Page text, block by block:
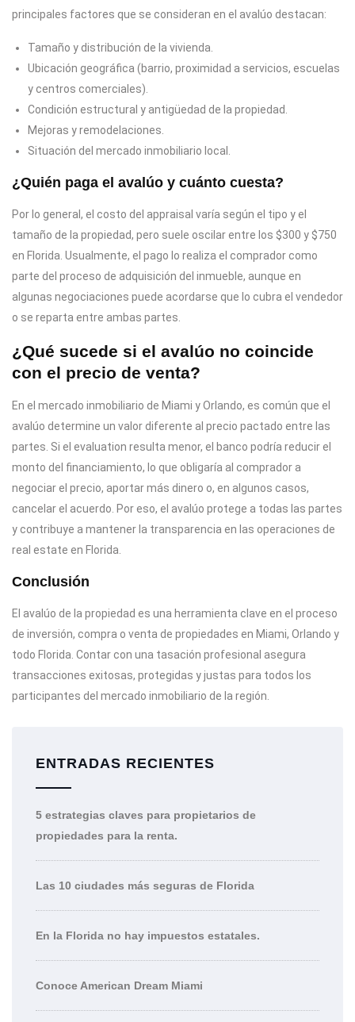
principales factores que se consideran en el avalúo destacan:
Tamaño y distribución de la vivienda.
Ubicación geográfica (barrio, proximidad a servicios, escuelas
y centros comerciales).
Condición estructural y antigüedad de la propiedad.
Mejoras y remodelaciones.
Situación del mercado inmobiliario local.
¿Quién paga el avalúo y cuánto cuesta?
Por lo general, el costo del appraisal varía según el tipo y el
tamaño de la propiedad, pero suele oscilar entre los $300 y $750
en Florida. Usualmente, el pago lo realiza el comprador como
parte del proceso de adquisición del inmueble, aunque en
algunas negociaciones puede acordarse que lo cubra el vendedor
o se reparta entre ambas partes.
¿Qué sucede si el avalúo no coincide
con el precio de venta?
En el mercado inmobiliario de Miami y Orlando, es común que el
avalúo determine un valor diferente al precio pactado entre las
partes. Si el evaluation resulta menor, el banco podría reducir el
monto del financiamiento, lo que obligaría al comprador a
negociar el precio, aportar más dinero o, en algunos casos,
cancelar el acuerdo. Por eso, el avalúo protege a todas las partes
y contribuye a mantener la transparencia en las operaciones de
real estate en Florida.
Conclusión
El avalúo de la propiedad es una herramienta clave en el proceso
de inversión, compra o venta de propiedades en Miami, Orlando y
todo Florida. Contar con una tasación profesional asegura
transacciones exitosas, protegidas y justas para todos los
participantes del mercado inmobiliario de la región.
ENTRADAS RECIENTES
5 estrategias claves para propietarios de
propiedades para la renta.
Las 10 ciudades más seguras de Florida
En la Florida no hay impuestos estatales.
Conoce American Dream Miami